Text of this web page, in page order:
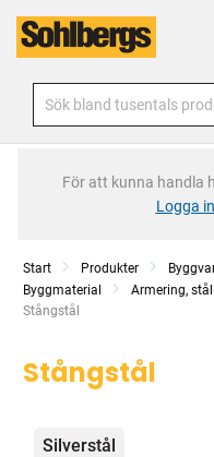
För att kunna handla
Logga in
Start Produkter
Byggmaterial
Armering,
Current:
Stångstål
Stångstål
Kategorier
Silverstål